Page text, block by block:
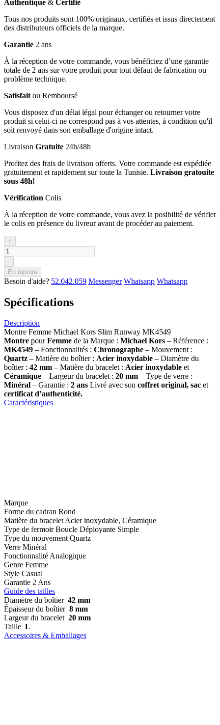
Authentique & Certifié
Tous nos produits sont 100% originaux, certifiés et issus directement
des distributeurs officiels de la marque.
Garantie 2 ans
À la réception de votre commande, vous bénéficiez d’une garantie
totale de 2 ans sur votre produit pour tout défaut de fabrication ou
problème technique.
Satisfait ou Remboursé
Vous disposez d'un délai légal pour échanger ou retourner votre
produit si celui-ci ne correspond pas à vos attentes, à condition qu'il
soit renvoyé dans son emballage d'origine intact.
Livraison Gratuite 24h/48h
Profitez des frais de livraison offerts. Votre commande est expédiée
gratuitement et rapidement sur toute la Tunisie. Livraison gratouite
sous 48h!
Vérification Colis
À la réception de votre commande, vous avez la posibilité de vérifier
le colis en présence du livreur avant de procéder au paiement.
+
-
En rupture
Besoin d'aide? 52.042.059 Messenger Whatsapp Whatsapp
Spécifications
Description
Montre Femme Michael Kors Slim Runway MK4549
Montre pourFemme de la Marque : Michael Kors – Référence :
MK4549 – Fonctionnalités : Chronographe – Mouvement :
Quartz – Matière du boîtier : Acier inoxydable – Diamètre du
boîtier : 42 mm – Matière du bracelet : Acier inoxydable et
Céramique – Largeur du bracelet : 20 mm – Type de verre :
Minéral – Garantie : 2 ans Livré avec son coffret original, sac et
certificat d’authenticité.
Caractéristiques
Marque
Forme du cadran Rond
Matière du bracelet Acier inoxydable, Céramique
Type de fermoir Boucle Déployante Simple
Type du mouvement Quartz
Verre Minéral
Fonctionnalité Analogique
Genre Femme
Style Casual
Garantie 2 Ans
Guide des tailles
Diamètre du boîtier 42 mm
Épaisseur du boîtier 8 mm
Largeur du bracelet 20 mm
Taille L
Accessoires & Emballages